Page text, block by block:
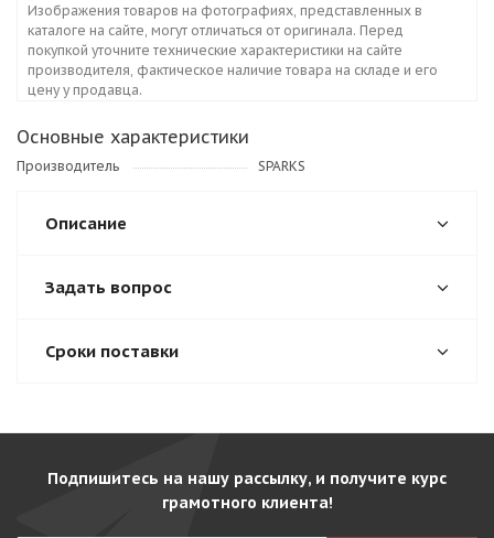
Изображения товаров на фотографиях, представленных в
каталоге на сайте, могут отличаться от оригинала. Перед
покупкой уточните технические характеристики на сайте
производителя, фактическое наличие товара на складе и его
цену у продавца.
Основные характеристики
Производитель SPARKS
Описание
Задать вопрос
Сроки поставки
Подпишитесь на нашу рассылку, и получите курс
грамотного клиента!